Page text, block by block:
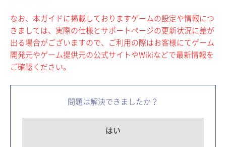
なお、本ガイドに掲載しておりますゲームの設定や情報につ
きましては、実際の仕様とサポートページの更新状況に差が
出る場合がございますので、ご利用の際はお客様にてゲーム
開発元やゲーム提供元の公式サイトやWikiなどで最新情報を
ご確認ください。
問題は解決できましたか？
はい